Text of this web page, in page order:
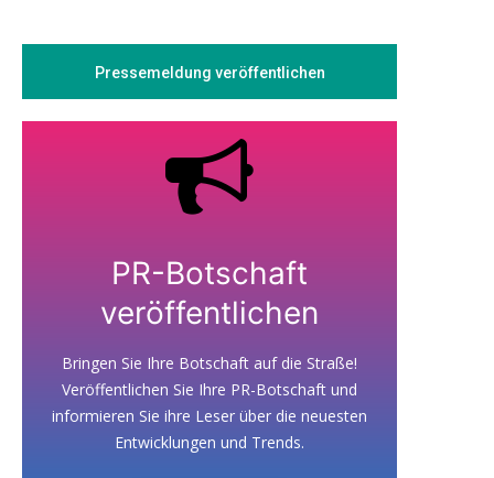
Pressemeldung veröffentlichen
PR-Botschaft
veröffentlichen
Bringen Sie Ihre Botschaft auf die Straße!
Veröffentlichen Sie Ihre PR-Botschaft und
informieren Sie ihre Leser über die neuesten
Entwicklungen und Trends.